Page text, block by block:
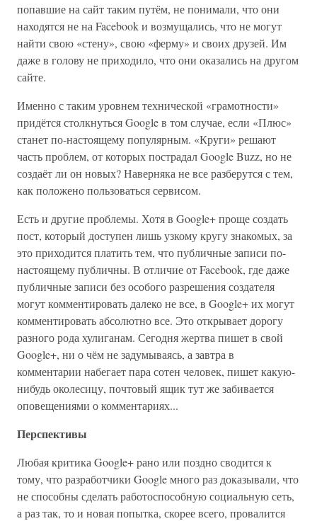
попавшие на сайт таким путём, не понимали, что они
находятся не на Facebook и возмущались, что не могут
найти свою «стену», свою «ферму» и своих друзей. Им
даже в голову не приходило, что они оказались на другом
сайте.
Именно с таким уровнем технической «грамотности»
придётся столкнуться Google в том случае, если «Плюс»
станет по-настоящему популярным. «Круги» решают
часть проблем, от которых пострадал Google Buzz, но не
создаёт ли он новых? Наверняка не все разберутся с тем,
как положено пользоваться сервисом.
Есть и другие проблемы. Хотя в Google+ проще создать
пост, который доступен лишь узкому кругу знакомых, за
это приходится платить тем, что публичные записи по-
настоящему публичны. В отличие от Facebook, где даже
публичные записи без особого разрешения создателя
могут комментировать далеко не все, в Google+ их могут
комментировать абсолютно все. Это открывает дорогу
разного рода хулиганам. Сегодня жертва пишет в свой
Google+, ни о чём не задумываясь, а завтра в
комментарии набегает пара сотен человек, пишет какую-
нибудь околесицу, почтовый ящик тут же забивается
оповещениями о комментариях...
Перспективы
Любая критика Google+ рано или поздно сводится к
тому, что разработчики Google много раз доказывали, что
не способны сделать работоспособную социальную сеть,
а раз так, то и новая попытка, скорее всего, провалится